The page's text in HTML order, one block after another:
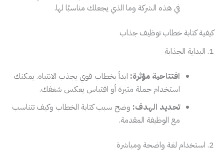
في هذه الشركة وما الذي يجعلك مناسبًا لها.
كيفية كتابة خطاب توظيف جذاب
1. البداية الجذابة
افتتاحية مؤثرة: ابدأ بخطاب قوي يجذب الانتباه. يمكنك
استخدام جملة مثيرة أو اقتباس يعكس شغفك.
تحديد الهدف: وضح سبب كتابة الخطاب وكيف تتناسب
مع الوظيفة المقدمة.
2. استخدام لغة واضحة ومباشرة